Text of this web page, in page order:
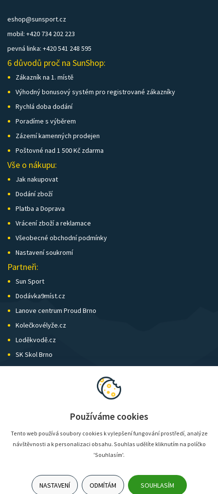
eshop@sunsport.cz
mobil: +420 734 202 223
pevná linka: +420 541 248 595
6 důvodů proč na SunShop:
Zákazník na 1. místě
Výhodný bonusový systém pro registrované zákazníky
Rychlá doba dodání
Poradíme s výběrem
Zázemí kamenných prodejen
Poštovné nad 1 500 Kč zdarma
Vše o nákupu:
Jak nakupovat
Dodání zboží
Platba a Doprava
Vrácení zboží a reklamace
Všeobecné obchodní podmínky
Nastavení soukromí
Partneři:
Sun Sport
Dodávka9míst.cz
Lanove centrum Proud Brno
Kolečkovélyže.cz
Loděkvodě.cz
SK Skol Brno
Biatlon Brno
Používáme cookies
Tento web používá soubory cookies k vylepšení fungování prostředí, analýze
návštěvnosti a k personalizaci obsahu. Souhlas udělíte kliknutím na políčko
'Souhlasím'.
NASTAVENÍ ODMÍTÁM SOUHLASÍM